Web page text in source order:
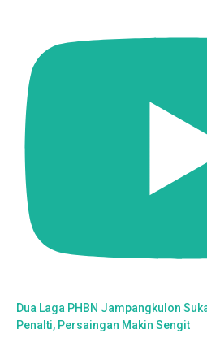
Dua Laga PHBN Jampangkulon
Penalti, Persaingan Makin Sengit